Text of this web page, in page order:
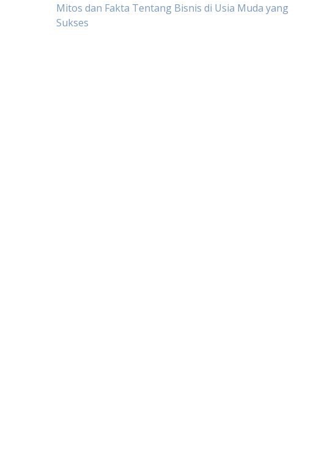
Post
Mitos dan Fakta Tentang Bisnis di Usia Muda yang
Sukses